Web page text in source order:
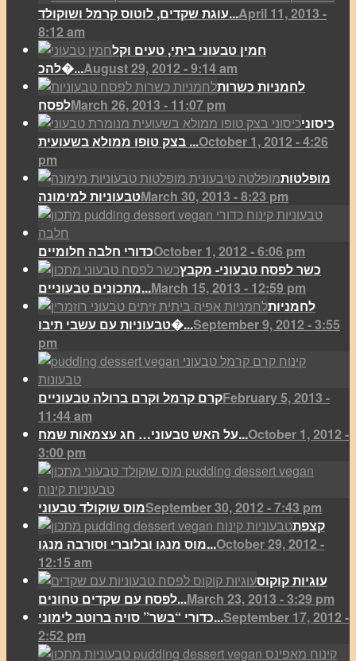
עוגת שקדים, לוטוס קרמל ושוקולד...April 11, 2013 -
8:12 am
חמין טבעוני ביתי, טעים וקל
להכ�...August 29, 2012 - 9:14 am
לחמניות כשרות
לפסחMarch 26, 2013 - 11:07 pm
כיסוני
בצק טופו ממולא בשעועית ...October 1, 2012 - 4:26
pm
מופלטות
טבעוניות למימונהMarch 30, 2013 - 8:23 pm
כדורי חלבה חלומייםOctober 1, 2012 - 6:06 pm
כשר לפסח טבעוני- מקבץ
מתכונים טבעוניים...March 15, 2013 - 12:59 pm
לחמניות
טבעוניות עם עשבי תיבו�...September 9, 2012 - 3:55
pm
קרם קרמל וקרם ברולה טבעונייםFebruary 5, 2013 -
11:44 am
על האש טבעוני… חג עצמאות שמח...October 1, 2012 -
3:00 pm
מוס שוקולד טבעוניSeptember 30, 2012 - 7:43 pm
קצפת
מוס מנגו ובלוברי וסורבה מנגו...October 29, 2012 -
12:15 am
עוגיות קוקוס
לפסח עם שקדים טחונים...March 23, 2013 - 3:29 pm
כדורי “בשר” סויה ברוטב לימוני...September 17, 2012 -
2:52 pm